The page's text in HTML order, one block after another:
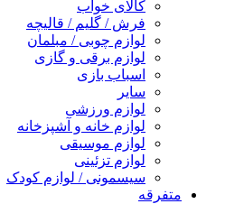
کالای خواب
فرش / گلیم / قالیچه
لوازم چوبی / مبلمان
لوازم برقی و گازی
اسباب بازی
سایر
لوازم ورزشی
لوازم خانه و آشپزخانه
لوازم موسیقی
لوازم تزئینی
سیسمونی / لوازم کودک
متفرقه